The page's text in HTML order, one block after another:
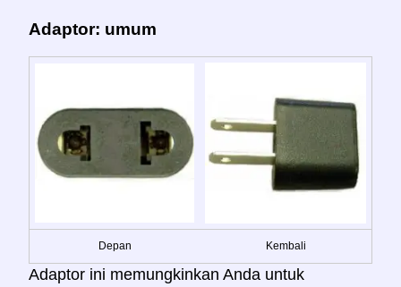
Adaptor: umum
Depan Kembali
Adaptor ini memungkinkan Anda untuk